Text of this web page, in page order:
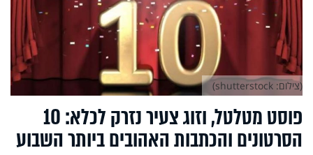
פוסט מטלטל, וזוג צעיר נזרק לכלא: 10
הסרטונים והכתבות האהובים ביותר השבוע
(צילום: shutterstock)